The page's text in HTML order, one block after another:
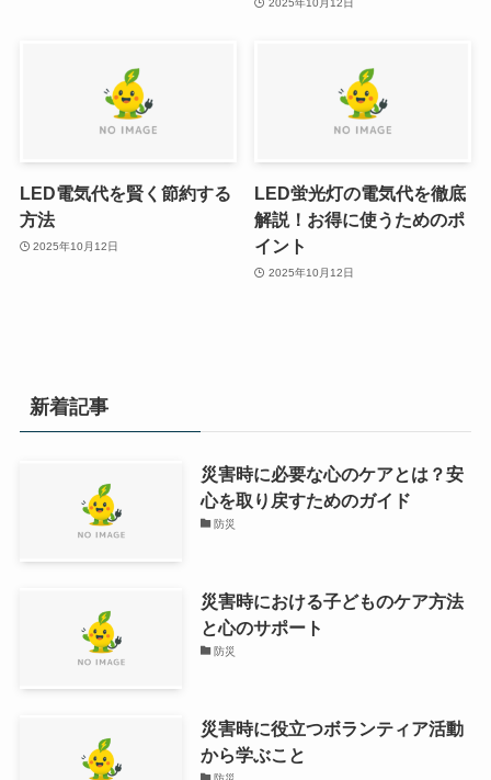
2025年10月12日
LED電気代を賢く節約する
方法
2025年10月12日
LED蛍光灯の電気代を徹底
解説！お得に使うためのポ
イント
2025年10月12日
新着記事
災害時に必要な心のケアとは？安
心を取り戻すためのガイド
防災
災害時における子どものケア方法
と心のサポート
防災
災害時に役立つボランティア活動
から学ぶこと